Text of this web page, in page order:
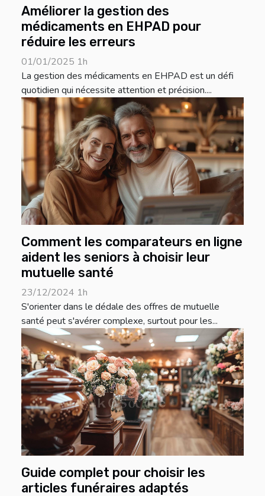
Améliorer la gestion des
médicaments en EHPAD pour
réduire les erreurs
01/01/2025 1h
La gestion des médicaments en EHPAD est un défi
quotidien qui nécessite attention et précision....
Comment les comparateurs en ligne
aident les seniors à choisir leur
mutuelle santé
23/12/2024 1h
S'orienter dans le dédale des offres de mutuelle
santé peut s'avérer complexe, surtout pour les...
Guide complet pour choisir les
articles funéraires adaptés